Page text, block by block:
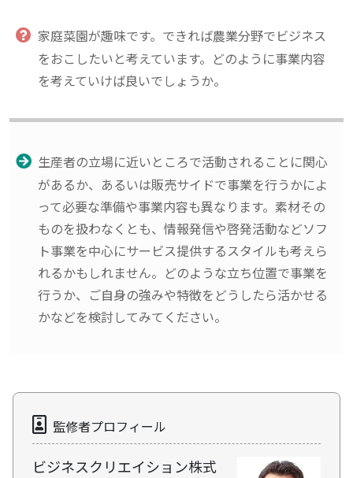
家庭菜園が趣味です。できれば農業分野でビジネス
をおこしたいと考えています。どのように事業内容
を考えていけば良いでしょうか。
生産者の立場に近いところで活動されることに関心
があるか、あるいは販売サイドで事業を行うかによ
って必要な準備や事業内容も異なります。素材その
ものを扱わなくとも、情報発信や啓発活動などソフ
ト事業を中心にサービス提供するスタイルも考えら
れるかもしれません。どのような立ち位置で事業を
行うか、ご自身の強みや特徴をどうしたら活かせる
かなどを検討してみてください。
監修者プロフィール
ビジネスクリエイション株式